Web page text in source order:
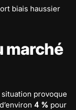
biais haussier
marché
provoque
4 % pour